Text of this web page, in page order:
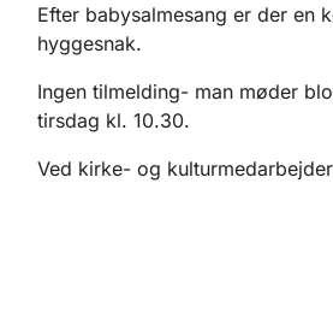
Efter babysalmesang er der en
hyggesnak.
Ingen tilmelding- man møder
tirsdag kl. 10.30.
Ved kirke- og